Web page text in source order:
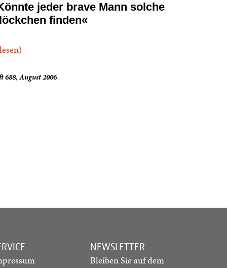
jeder brave Mann solche
finden«
688, August 2006
NEWSLETTER
Bleiben Sie auf dem